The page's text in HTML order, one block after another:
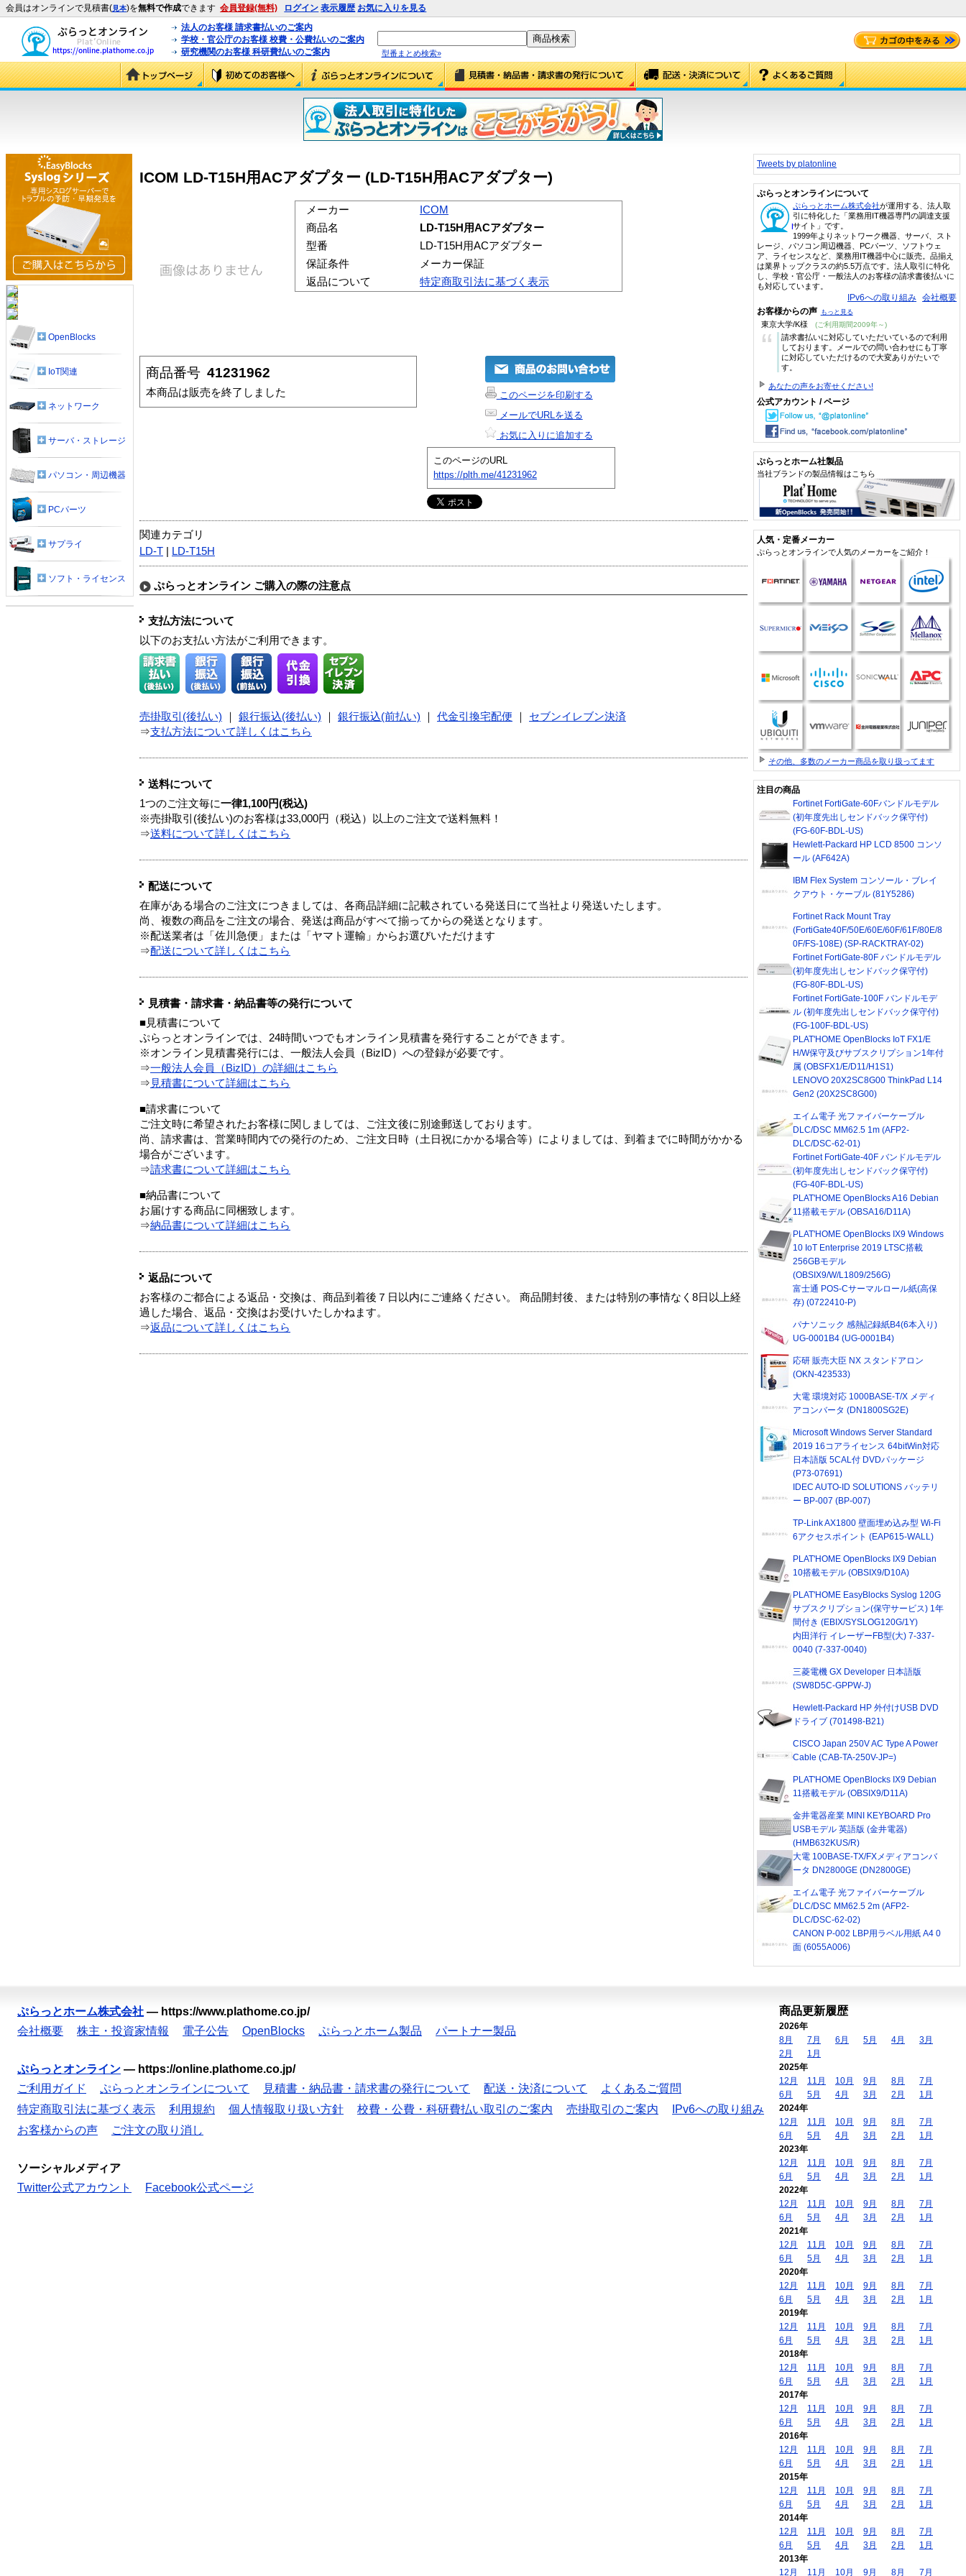
会員はオンラインで見積書(見本)を無料で作成できます 会員登録(無料) ログイン 表示履歴 お気に入りを見る
法人のお客様 請求書払いのご案内
学校・官公庁のお客様 校費・公費払いのご案内
研究機関のお客様 科研費払いのご案内
型番まとめ検索»
ICOM LD-T15H用ACアダプター (LD-T15H用ACアダプター)
メーカー
ICOM
商品名
LD-T15H用ACアダプター
型番
LD-T15H用ACアダプター
保証条件
メーカー保証
返品について
特定商取引法に基づく表示
商品番号 41231962
本商品は販売を終了しました
このページを印刷する
メールでURLを送る
お気に入りに追加する
このページのURL
https://plth.me/41231962
関連カテゴリ
LD-T
LD-T15H
ぷらっとオンライン ご購入の際の注意点
支払方法について
以下のお支払い方法がご利用できます。
売掛取引(後払い) 銀行振込(後払い) 銀行振込(前払い) 代金引換宅配便
セブンイレブン決済
⇒支払方法について詳しくはこちら
送料について
1つのご注文毎に一律1,100円(税込)
※売掛取引(後払い)のお客様は33,000円（税込）以上のご注文で送料無料！
⇒送料について詳しくはこちら
配送について
在庫がある場合のご注文につきましては、各商品詳細に記載されている発送日にて当社より発送いたします。
尚、複数の商品をご注文の場合、発送は商品がすべて揃ってからの発送となります。
※配送業者は「佐川急便」または「ヤマト運輸」からお選びいただけます
⇒配送について詳しくはこちら
見積書・請求書・納品書等の発行について
■見積書について
ぷらっとオンラインでは、24時間いつでもオンライン見積書を発行することができます。
※オンライン見積書発行には、一般法人会員（BizID）への登録が必要です。
⇒一般法人会員（BizID）の詳細はこちら
⇒ 見積書について詳細はこちら
■請求書について
ご注文時に希望されたお客様に関しましては、ご注文後に別途郵送しております。
尚、請求書は、営業時間内での発行のため、ご注文日時（土日祝にかかる場合等）によりましては、到着までに時間がかかる
場合がございます。
⇒請求書について詳細はこちら
■納品書について
お届けする商品に同梱致します。
⇒納品書について詳細はこちら
返品について
お客様のご都合による返品・交換は、商品到着後７日以内にご連絡ください。 商品開封後、または特別の事情なく8日以上経
過した場合、返品・交換はお受けいたしかねます。
⇒返品について詳しくはこちら
OpenBlocks
IoT関連
ネットワーク
サーバ・ストレージ
パソコン・周辺機器
PCパーツ
サプライ
ソフト・ライセンス
Tweets by platonline
ぷらっとオンラインについて
ぷらっとホーム株式会社が運用する、法人取
引に特化した「業務用IT機器専門の調達支援
サイト」です。
1999年よりネットワーク機器、サーバ、スト
レージ、パソコン周辺機器、PCパーツ、ソフトウェ
ア、ライセンスなど、業務用IT機器中心に販売。品揃え
は業界トップクラスの約5.5万点です。法人取引に特化
し、学校・官公庁・一般法人のお客様の請求書後払いに
も対応しています。
IPv6への取り組み 会社概要
お客様からの声 もっと見る
東京大学/K様 (ご利用期間2009年～)
“
請求書払いに対応していただいているので利用
しております。メールでの問い合わせにも丁寧
に対応していただけるので大変ありがたいで
す。
あなたの声をお寄せください!
公式アカウント / ページ
ぷらっとホーム社製品
当社ブランドの製品情報はこちら
人気・定番メーカー
ぷらっとオンラインで人気のメーカーをご紹介！
その他、多数のメーカー商品を取り扱ってます
注目の商品
Fortinet FortiGate-60Fバンドルモデル
(初年度先出しセンドバック保守付)
(FG-60F-BDL-US)
Hewlett-Packard HP LCD 8500 コンソ
ール (AF642A)
IBM Flex System コンソール・ブレイ
クアウト・ケーブル (81Y5286)
Fortinet Rack Mount Tray
(FortiGate40F/50E/60E/60F/61F/80E/8
0F/FS-108E) (SP-RACKTRAY-02)
Fortinet FortiGate-80F バンドルモデル
(初年度先出しセンドバック保守付)
(FG-80F-BDL-US)
Fortinet FortiGate-100F バンドルモデ
ル (初年度先出しセンドバック保守付)
(FG-100F-BDL-US)
PLAT'HOME OpenBlocks IoT FX1/E
H/W保守及びサブスクリプション1年付
属 (OBSFX1/E/D11/H1S1)
LENOVO 20X2SC8G00 ThinkPad L14
Gen2 (20X2SC8G00)
エイム電子 光ファイバーケーブル
DLC/DSC MM62.5 1m (AFP2-
DLC/DSC-62-01)
Fortinet FortiGate-40F バンドルモデル
(初年度先出しセンドバック保守付)
(FG-40F-BDL-US)
PLAT'HOME OpenBlocks A16 Debian
11搭載モデル (OBSA16/D11A)
PLAT'HOME OpenBlocks IX9 Windows
10 IoT Enterprise 2019 LTSC搭載
256GBモデル
(OBSIX9/W/L1809/256G)
富士通 POS-Cサーマルロール紙(高保
存) (0722410-P)
パナソニック 感熱記録紙B4(6本入り)
UG-0001B4 (UG-0001B4)
応研 販売大臣 NX スタンドアロン
(OKN-423533)
大電 環境対応 1000BASE-T/X メディ
アコンバータ (DN1800SG2E)
Microsoft Windows Server Standard
2019 16コアライセンス 64bitWin対応
日本語版 5CAL付 DVDパッケージ
(P73-07691)
IDEC AUTO-ID SOLUTIONS バッテリ
ー BP-007 (BP-007)
TP-Link AX1800 壁面埋め込み型 Wi-Fi
6アクセスポイント (EAP615-WALL)
PLAT'HOME OpenBlocks IX9 Debian
10搭載モデル (OBSIX9/D10A)
PLAT'HOME EasyBlocks Syslog 120G
サブスクリプション(保守サービス) 1年
間付き (EBIX/SYSLOG120G/1Y)
内田洋行 イレーザーFB型(大) 7-337-
0040 (7-337-0040)
三菱電機 GX Developer 日本語版
(SW8D5C-GPPW-J)
Hewlett-Packard HP 外付けUSB DVD
ドライブ (701498-B21)
CISCO Japan 250V AC Type A Power
Cable (CAB-TA-250V-JP=)
PLAT'HOME OpenBlocks IX9 Debian
11搭載モデル (OBSIX9/D11A)
金井電器産業 MINI KEYBOARD Pro
USBモデル 英語版 (金井電器)
(HMB632KUS/R)
大電 100BASE-TX/FXメディアコンバ
ータ DN2800GE (DN2800GE)
エイム電子 光ファイバーケーブル
DLC/DSC MM62.5 2m (AFP2-
DLC/DSC-62-02)
CANON P-002 LBP用ラベル用紙 A4 0
面 (6055A006)
ぷらっとホーム株式会社 — https://www.plathome.co.jp/
会社概要
株主・投資家情報 電子公告 OpenBlocks ぷらっとホーム製品 パートナー製品
ぷらっとオンライン — https://online.plathome.co.jp/
ご利用ガイド
ぷらっとオンラインについて 見積書・納品書・請求書の発行について 配送・決済について
よくあるご質問
特定商取引法に基づく表示
利用規約 個人情報取り扱い方針 校費・公費・科研費払い取引のご案内 売掛取引のご案内
IPv6への取り組み
お客様からの声
ご注文の取り消し
ソーシャルメディア
Twitter公式アカウント
Facebook公式ページ
商品更新履歴
2026年
8月
7月 6月 5月 4月
3月
2月
1月
2025年
12月
11月 10月 9月 8月
7月
6月
5月 4月 3月 2月
1月
2024年
12月
11月 10月 9月 8月
7月
6月
5月 4月 3月 2月
1月
2023年
12月
11月 10月 9月 8月
7月
6月
5月 4月 3月 2月
1月
2022年
12月
11月 10月 9月 8月
7月
6月
5月 4月 3月 2月
1月
2021年
12月
11月 10月 9月 8月
7月
6月
5月 4月 3月 2月
1月
2020年
12月
11月 10月 9月 8月
7月
6月
5月 4月 3月 2月
1月
2019年
12月
11月 10月 9月 8月
7月
6月
5月 4月 3月 2月
1月
2018年
12月
11月 10月 9月 8月
7月
6月
5月 4月 3月 2月
1月
2017年
12月
11月 10月 9月 8月
7月
6月
5月 4月 3月 2月
1月
2016年
12月
11月 10月 9月 8月
7月
6月
5月 4月 3月 2月
1月
2015年
12月
11月 10月 9月 8月
7月
6月
5月 4月 3月 2月
1月
2014年
12月
11月 10月 9月 8月
7月
6月
5月 4月 3月 2月
1月
2013年
12月
11月 10月 9月 8月 7月